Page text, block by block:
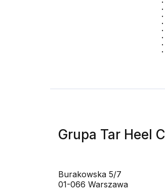
Grupa Tar Heel
Burakowska 5/7
01-066 Warszawa